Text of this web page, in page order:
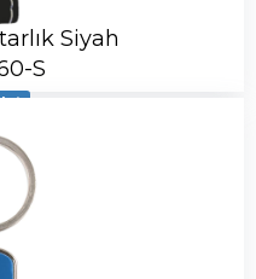
Siyah
S